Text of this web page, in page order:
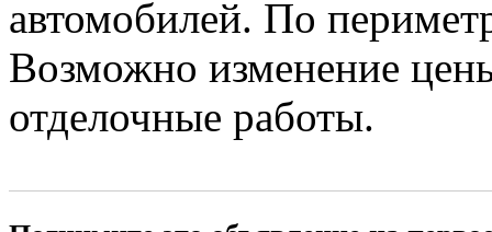
автомобилей. По
Возможно изменение
отделочные работы.